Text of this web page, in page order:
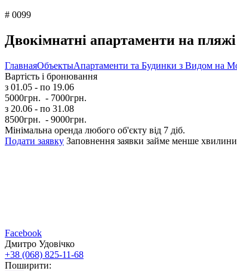
# 0099
Двокімнатні апартаменти на
ГлавнаяОбъектыАпартаменти та Будинки з Видом на
Вартість і бронювання
з 01.05 - по 19.06
5000грн. - 7000грн.
з 20.06 - по 31.08
8500грн. - 9000грн.
Мінімальна оренда любого об'єкту від 7 діб.
Подати заявку Заповнення заявки займе менше
Facebook
Дмитро Удовічко
+38 (068) 825-11-68
Поширити: